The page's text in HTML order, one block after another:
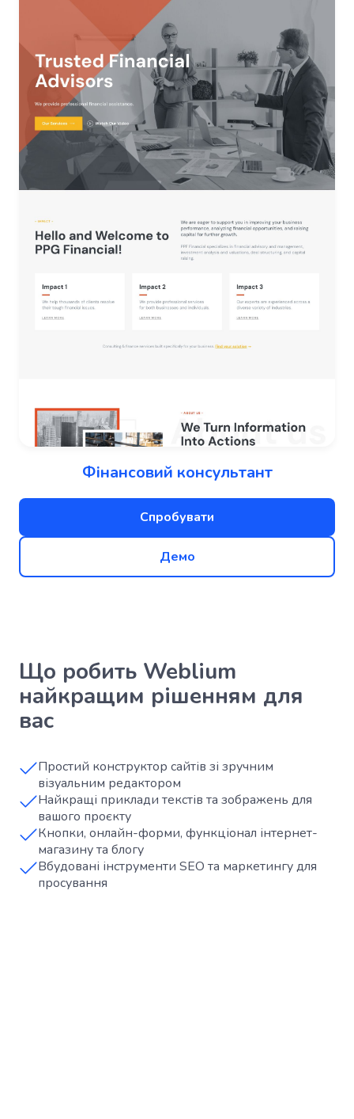
Фінансовий консультант
Спробувати
Демо
Що робить Weblium
найкращим рішенням для
вас
Простий конструктор сайтів зі зручним
візуальним редактором
Найкращі приклади текстів та зображень для
вашого проєкту
Кнопки, онлайн-форми, функціонал інтернет-
магазину та блогу
Вбудовані інструменти SEO та маркетингу для
просування